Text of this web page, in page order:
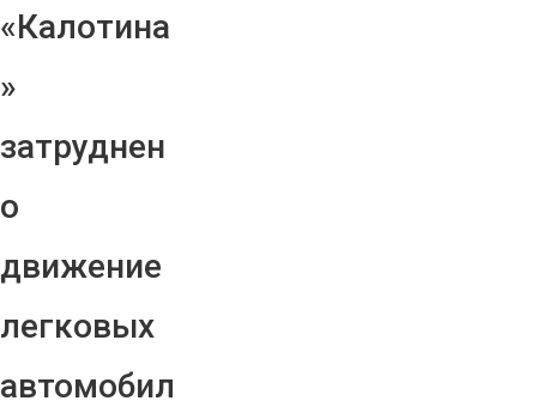
«Калотина
»
затруднен
о
движение
легковых
автомобил